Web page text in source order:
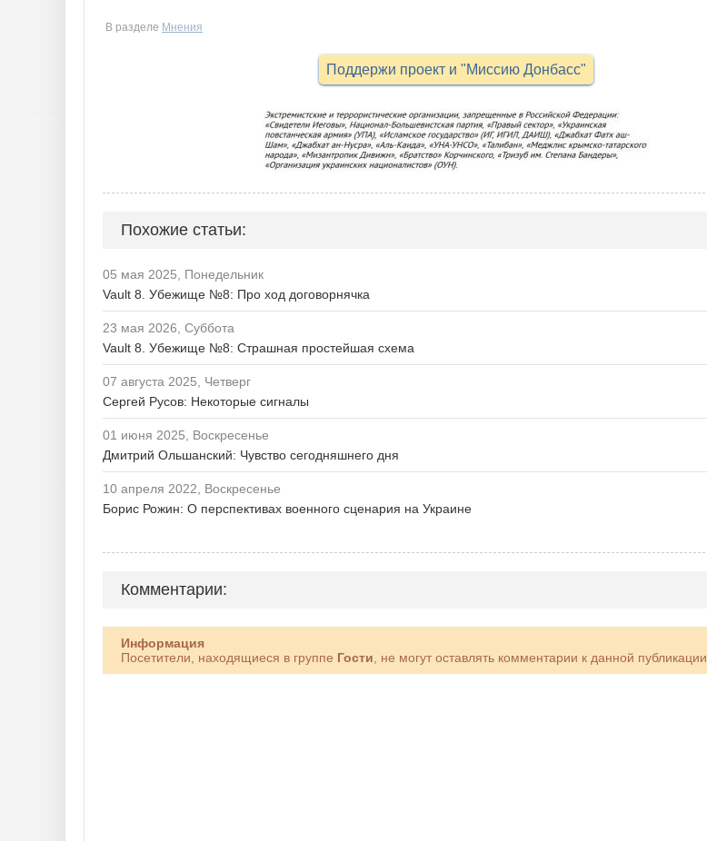
В разделе Мнения
Поддержи проект и "Миссию Донбасс"
Похожие статьи:
05 мая 2025, Понедельник
Vault 8. Убежище №8: Про ход договорнячка
23 мая 2026, Суббота
Vault 8. Убежище №8: Страшная простейшая схема
07 августа 2025, Четверг
Сергей Русов: Некоторые сигналы
01 июня 2025, Воскресенье
Дмитрий Ольшанский: Чувство сегодняшнего дня
10 апреля 2022, Воскресенье
Борис Рожин: О перспективах военного сценария на Украине
Комментарии:
Информация
Посетители, находящиеся в группе Гости , не могут оставлять комментарии к данной публикации.